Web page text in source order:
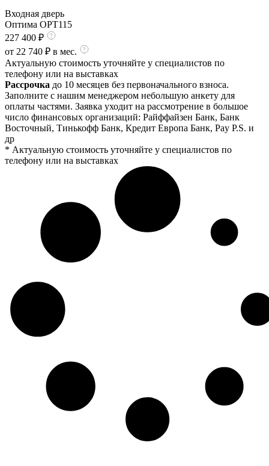
Входная дверь
Оптима OPT115
227 400 ₽
от 22 740 ₽ в мес.
Актуальную стоимость уточняйте у специалистов по
телефону или на выставках
Рассрочка до 10 месяцев без первоначального взноса.
Заполните с нашим менеджером небольшую анкету для
оплаты частями. Заявка уходит на рассмотрение в большое
число финансовых организаций: Райффайзен Банк, Банк
Восточный, Тинькофф Банк, Кредит Европа Банк, Pay P.S. и
др
* Актуальную стоимость уточняйте у специалистов по
телефону или на выставках